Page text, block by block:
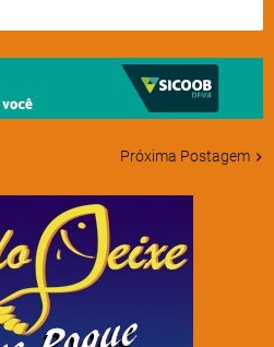
Próxima Postagem